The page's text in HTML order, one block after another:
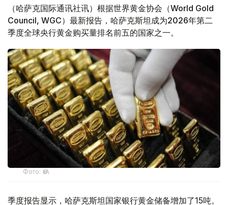
（哈萨克国际通讯社讯）根据世界黄金协会（World Gold
Council, WGC）最新报告，哈萨克斯坦成为2026年第二
季度全球央行黄金购买量排名前五的国家之一。
Фото: ӨзА
季度报告显示，哈萨克斯坦国家银行黄金储备增加了15吨。